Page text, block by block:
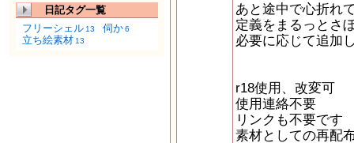
日記タグ一覧
フリーシェル 13 伺か6
立ち絵素材 13
あと途中で心折れ
定義をまるっとさ
必要に応じて追
r18使用、改変可
使用連絡不要
リンクも不要です
素材としての再配